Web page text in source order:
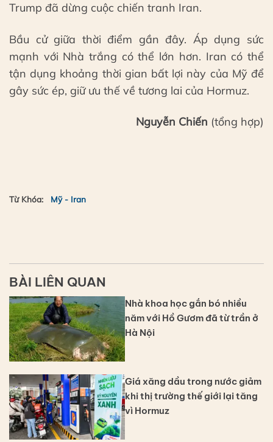
Trump đã dừng cuộc chiến tranh Iran.
Bầu cử giữa thời điểm gần đây. Áp dụng sức
mạnh với Nhà trắng có thể lớn hơn. Iran có thể
tận dụng khoảng thời gian bất lợi này của Mỹ để
gây sức ép, giữ ưu thế về tương lai của Hormuz.
Nguyễn Chiến (tổng hợp)
Từ Khóa: Mỹ - Iran
BÀI LIÊN QUAN
Nhà khoa học gắn bó nhiều
năm với Hồ Gươm đã từ trần ở
Hà Nội
Giá xăng dầu trong nước giảm
khi thị trường thế giới lại tăng
vì Hormuz